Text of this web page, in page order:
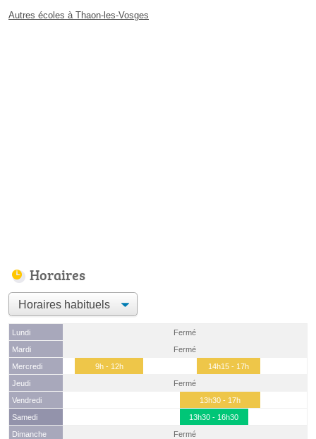
Autres écoles à Thaon-les-Vosges
Horaires
Lundi
Fermé
Mardi
Fermé
Mercredi
9h - 12h
14h15 - 17h
Jeudi
Fermé
Vendredi
13h30 - 17h
Samedi
13h30 - 16h30
Dimanche
Fermé